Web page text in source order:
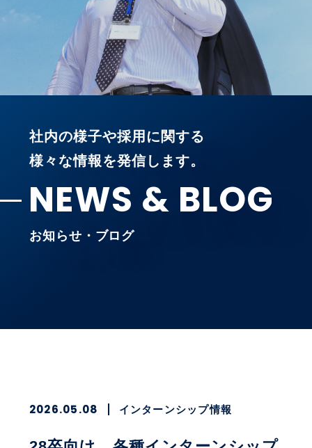
社内の様子や採用に関する
様々な情報を発信します。
NEWS & BLOG
お知らせ・ブログ
2026.05.08 インターンシップ情報